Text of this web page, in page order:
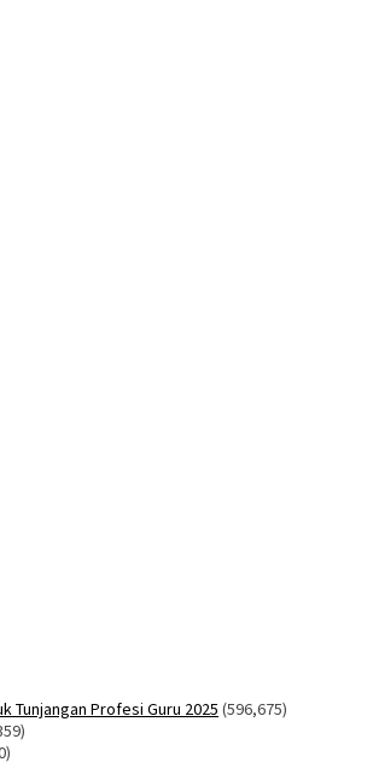
Tunjangan Profesi Guru 2025 (596,675)